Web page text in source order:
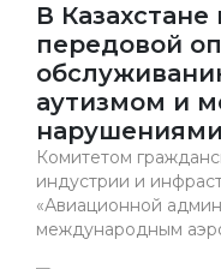
В
передовой
аутизмом и
нарушениями
Комитетом
индустрии и
«Авиационной
международным